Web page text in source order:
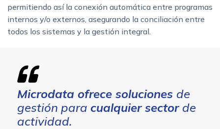
permitiendo así la conexión automática entre programas
internos y/o externos, asegurando la conciliación entre
todos los sistemas y la gestión integral.
Microdata ofrece soluciones de
gestión para cualquier sector de
actividad.